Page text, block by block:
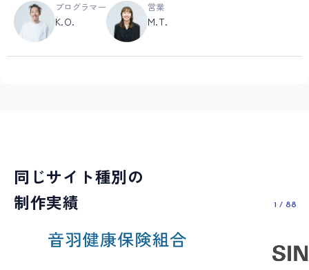
プログラマー
K.O.
営業
M.T.
同じサイト種別の
制作実績
1 / 88